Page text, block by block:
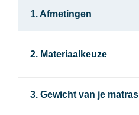
1. Afmetingen
2. Materiaalkeuze
3. Gewicht van je matras